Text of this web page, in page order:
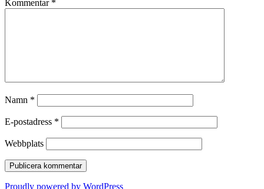
Kommentar *
Namn *
E-postadress *
Webbplats
Proudly powered by WordPress